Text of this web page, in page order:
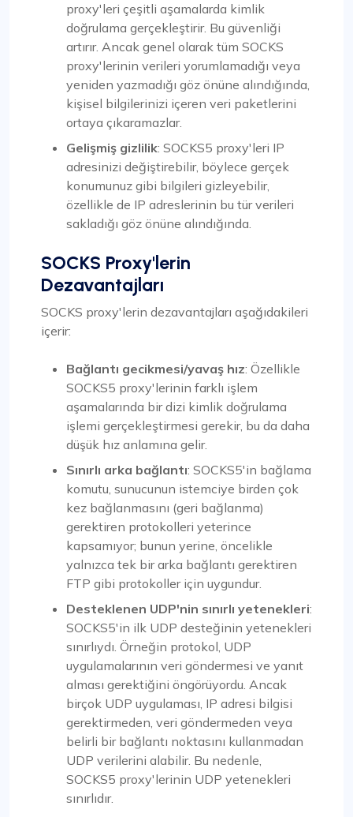
proxy'leri çeşitli aşamalarda kimlik
doğrulama gerçekleştirir. Bu güvenliği
artırır. Ancak genel olarak tüm SOCKS
proxy'lerinin verileri yorumlamadığı veya
yeniden yazmadığı göz önüne alındığında,
kişisel bilgilerinizi içeren veri paketlerini
ortaya çıkaramazlar.
Gelişmiş gizlilik: SOCKS5 proxy'leri IP
adresinizi değiştirebilir, böylece gerçek
konumunuz gibi bilgileri gizleyebilir,
özellikle de IP adreslerinin bu tür verileri
sakladığı göz önüne alındığında.
SOCKS Proxy'lerin
Dezavantajları
SOCKS proxy'lerin dezavantajları aşağıdakileri
içerir:
Bağlantı gecikmesi/yavaş hız: Özellikle
SOCKS5 proxy'lerinin farklı işlem
aşamalarında bir dizi kimlik doğrulama
işlemi gerçekleştirmesi gerekir, bu da daha
düşük hız anlamına gelir.
Sınırlı arka bağlantı: SOCKS5'in bağlama
komutu, sunucunun istemciye birden çok
kez bağlanmasını (geri bağlanma)
gerektiren protokolleri yeterince
kapsamıyor; bunun yerine, öncelikle
yalnızca tek bir arka bağlantı gerektiren
FTP gibi protokoller için uygundur.
Desteklenen UDP'nin sınırlı yetenekleri:
SOCKS5'in ilk UDP desteğinin yetenekleri
sınırlıydı. Örneğin protokol, UDP
uygulamalarının veri göndermesi ve yanıt
alması gerektiğini öngörüyordu. Ancak
birçok UDP uygulaması, IP adresi bilgisi
gerektirmeden, veri göndermeden veya
belirli bir bağlantı noktasını kullanmadan
UDP verilerini alabilir. Bu nedenle,
SOCKS5 proxy'lerinin UDP yetenekleri
sınırlıdır.